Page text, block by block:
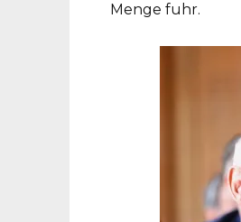
Menge fuhr.